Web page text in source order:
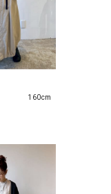
squady by graphite（スカ
THIRTY（サーティ）
un cinq（アンサンク）
ー）
160cm